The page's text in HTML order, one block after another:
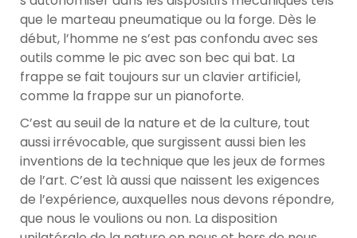
que le marteau pneumatique ou la forge. Dès le
début, l’homme ne s’est pas confondu avec ses
outils comme le pic avec son bec qui bat. La
frappe se fait toujours sur un clavier artificiel,
comme la frappe sur un pianoforte.
C’est au seuil de la nature et de la culture, tout
aussi irrévocable, que surgissent aussi bien les
inventions de la technique que les jeux de formes
de l’art. C’est là aussi que naissent les exigences
de l’expérience, auxquelles nous devons répondre,
que nous le voulions ou non. La disposition